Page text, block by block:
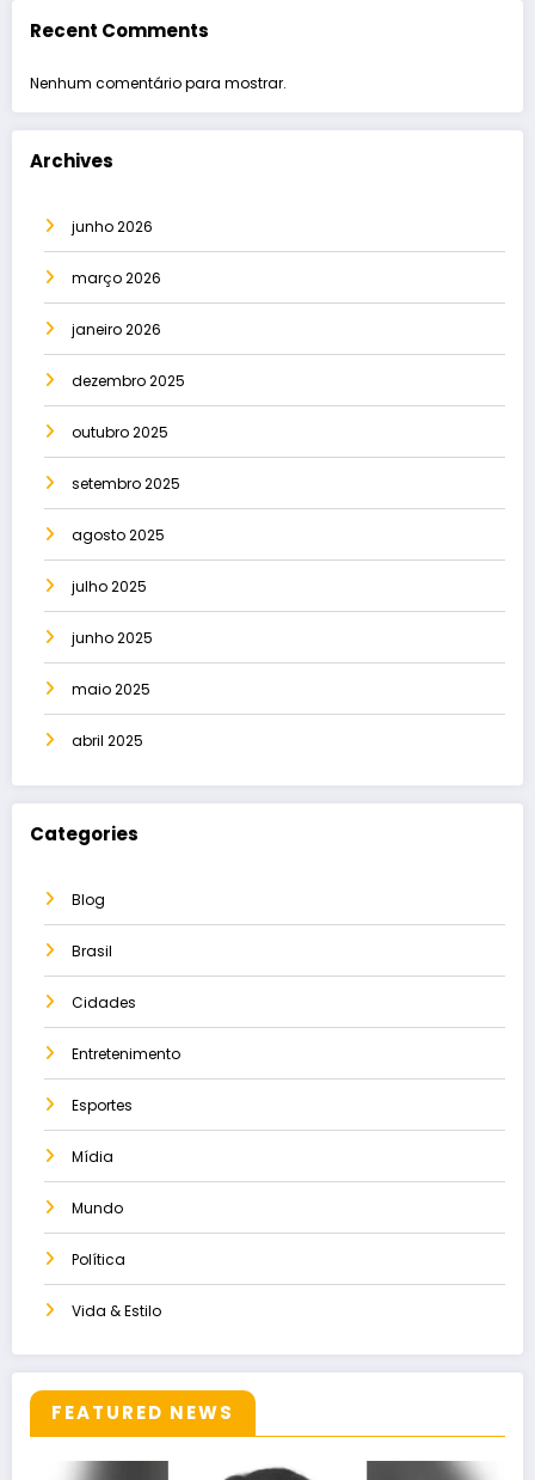
Recent Comments
Nenhum comentário para mostrar.
Archives
junho 2026
março 2026
janeiro 2026
dezembro 2025
outubro 2025
setembro 2025
agosto 2025
julho 2025
junho 2025
maio 2025
abril 2025
Categories
Blog
Brasil
Cidades
Entretenimento
Esportes
Mídia
Mundo
Política
Vida & Estilo
FEATURED NEWS